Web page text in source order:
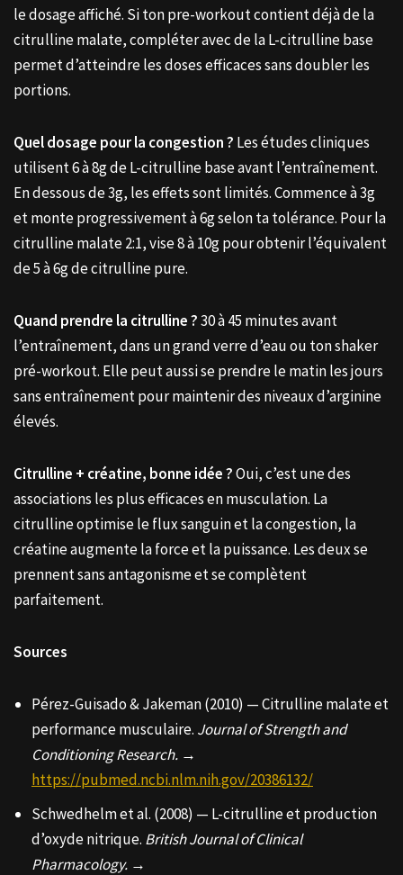
le dosage affiché. Si ton pre-workout contient déjà de la
citrulline malate, compléter avec de la L-citrulline base
permet d’atteindre les doses efficaces sans doubler les
portions.
Quel dosage pour la congestion ? Les études cliniques
utilisent 6 à 8g de L-citrulline base avant l’entraînement.
En dessous de 3g, les effets sont limités. Commence à 3g
et monte progressivement à 6g selon ta tolérance. Pour la
citrulline malate 2:1, vise 8 à 10g pour obtenir l’équivalent
de 5 à 6g de citrulline pure.
Quand prendre la citrulline ?30 à 45 minutes avant
l’entraînement, dans un grand verre d’eau ou ton shaker
pré-workout. Elle peut aussi se prendre le matin les jours
sans entraînement pour maintenir des niveaux d’arginine
élevés.
Citrulline + créatine, bonne idée ?Oui, c’est une des
associations les plus efficaces en musculation. La
citrulline optimise le flux sanguin et la congestion, la
créatine augmente la force et la puissance. Les deux se
prennent sans antagonisme et se complètent
parfaitement.
Sources
Pérez-Guisado & Jakeman (2010) — Citrulline malate et
performance musculaire. Journal of Strength and
Conditioning Research. →
https://pubmed.ncbi.nlm.nih.gov/20386132/
Schwedhelm et al. (2008) — L-citrulline et production
d’oxyde nitrique. British Journal of Clinical
Pharmacology. →